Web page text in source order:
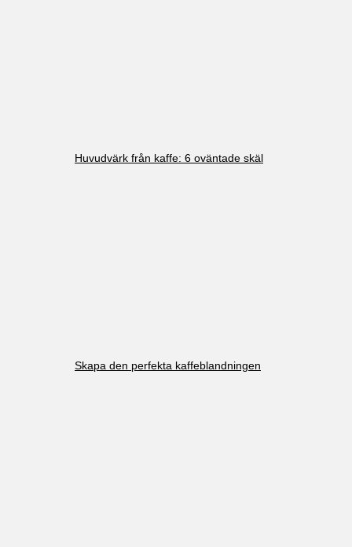
Huvudvärk från kaffe: 6 oväntade skäl
Skapa den perfekta kaffeblandningen